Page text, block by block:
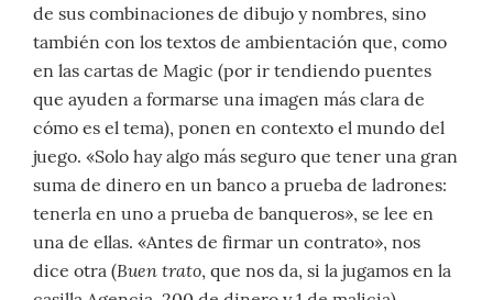
de sus combinaciones de dibujo y nombres, sino
también con los textos de ambientación que, como
en las cartas de Magic (por ir tendiendo puentes
que ayuden a formarse una imagen más clara de
cómo es el tema), ponen en contexto el mundo del
juego. «Solo hay algo más seguro que tener una gran
suma de dinero en un banco a prueba de ladrones:
tenerla en uno a prueba de banqueros», se lee en
una de ellas. «Antes de firmar un contrato», nos
dice otra (Buen trato, que nos da, si la jugamos en la